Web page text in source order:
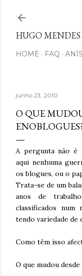
HUGO
HOME FAQ
junho 23, 2010
O QUE
A pergunta não é
aqui nenhuma
os blogues, ou o
Trata-se de um
anos de
classificados num
tendo variedade de
Como têm isso
O que mudou desde